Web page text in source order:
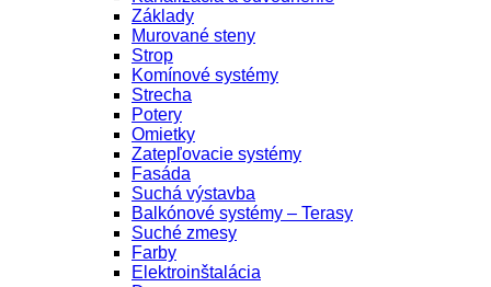
Základy
Murované steny
Strop
Komínové systémy
Strecha
Potery
Omietky
Zatepľovacie systémy
Fasáda
Suchá výstavba
Balkónové systémy – Terasy
Suché zmesy
Farby
Elektroinštalácia